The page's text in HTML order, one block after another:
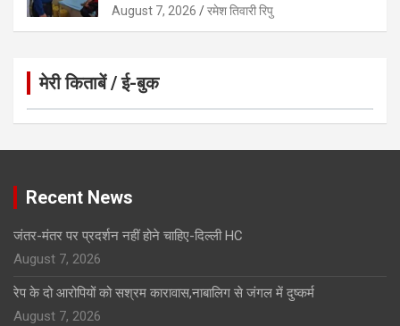
August 7, 2026 रमेश तिवारी रिपु
मेरी किताबें / ई-बुक
Click to Open Page
Recent News
जंतर-मंतर पर प्रदर्शन नहीं होने चाहिए-दिल्ली HC
August 7, 2026
रेप के दो आरोपियों को सश्रम कारावास,नाबालिग से जंगल में दुष्कर्म
August 7, 2026